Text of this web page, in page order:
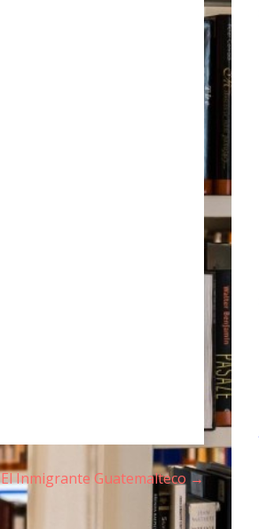
El Inmigrante Guatemalteco →